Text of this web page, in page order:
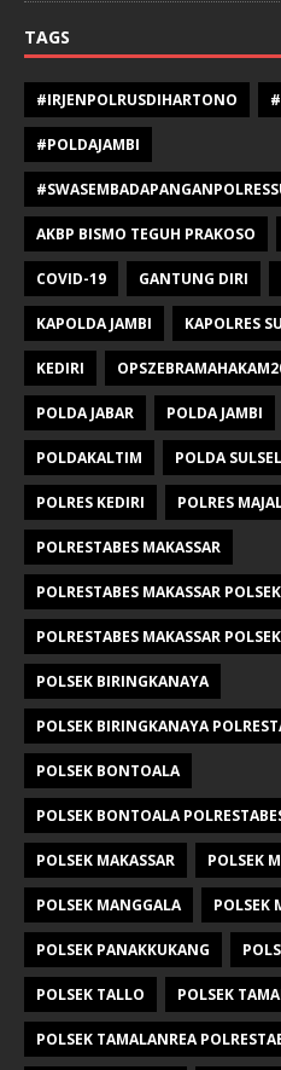
TAGS
#IRJENPOLRUSDIHARTONO
#POLDAJAMBI
AKBP BISMO TEGUH PRAKOSO
COVID-19 GANTUNG DIRI
KAPOLDA JAMBI KAPOLRES
KEDIRI
POLDA JABAR POLDA JAMBI
POLDAKALTIM POLDA SULSEL
POLRES KEDIRI POLRES
POLRESTABES MAKASSAR
POLRESTABES MAKASSAR
POLRESTABES MAKASSAR
POLSEK BIRINGKANAYA
POLSEK BIRINGKANAYA
POLSEK BONTOALA
POLSEK BONTOALA
POLSEK MAKASSAR POLSEK
POLSEK MANGGALA POLSEK
POLSEK PANAKKUKANG
POLSEK TALLO POLSEK
POLSEK TAMALANREA